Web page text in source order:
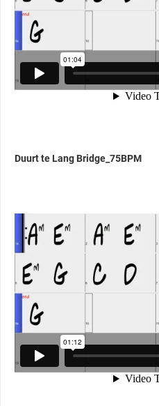
Duurt te Lang Bridge_75BPM